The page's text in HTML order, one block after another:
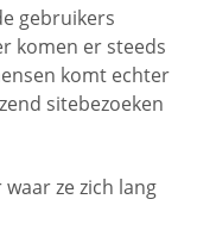
gebruikers
komen er steeds
komt echter
sitebezoeken
ze zich lang